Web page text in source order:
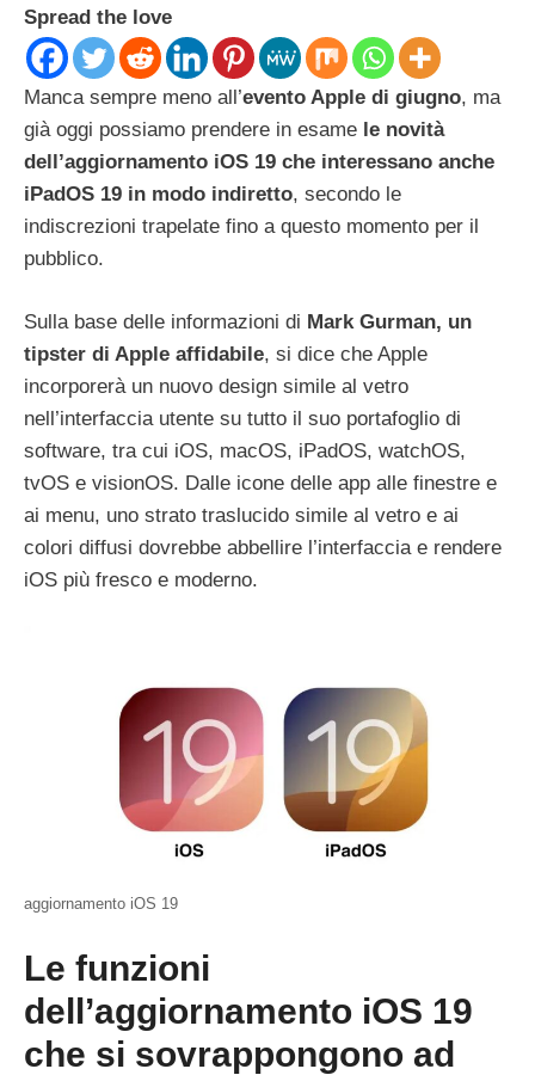
Spread the love
Manca sempre meno all’evento Apple di giugno, ma
già oggi possiamo prendere in esame le novità
dell’aggiornamento iOS 19 che interessano anche
iPadOS 19 in modo indiretto, secondo le
indiscrezioni trapelate fino a questo momento per il
pubblico.
Sulla base delle informazioni di Mark Gurman, un
tipster di Apple affidabile, si dice che Apple
incorporerà un nuovo design simile al vetro
nell’interfaccia utente su tutto il suo portafoglio di
software, tra cui iOS, macOS, iPadOS, watchOS,
tvOS e visionOS. Dalle icone delle app alle finestre e
ai menu, uno strato traslucido simile al vetro e ai
colori diffusi dovrebbe abbellire l’interfaccia e rendere
iOS più fresco e moderno.
aggiornamento iOS 19
Le funzioni
dell’aggiornamento iOS 19
che si sovrappongono ad